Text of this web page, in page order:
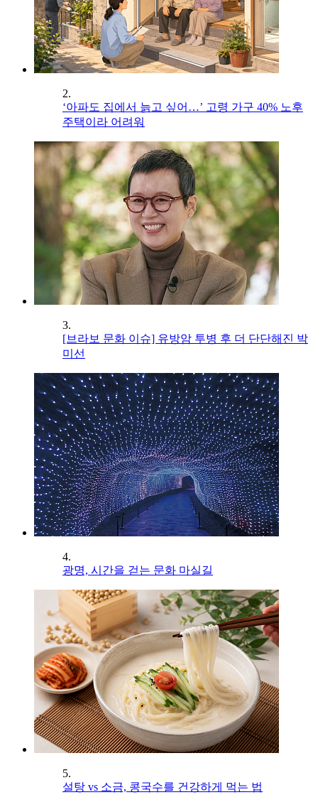
2.
‘아파도 집에서 늙고 싶어…’ 고령 가구 40% 노후
주택이라 어려워
3.
[브라보 문화 이슈] 유방암 투병 후 더 단단해진 박
미선
4.
광명, 시간을 걷는 문화 마실길
5.
설탕 vs 소금, 콩국수를 건강하게 먹는 법